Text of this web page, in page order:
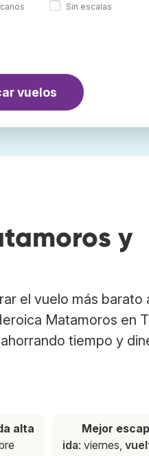
Sin escalas
vuelos
y
el vuelo más barato
Matamoros en
tiempo y
alta
Mejor
ida: viernes,